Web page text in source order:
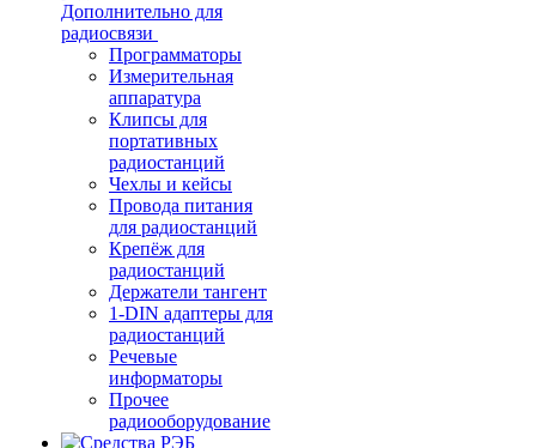
Дополнительно для
радиосвязи
Программаторы
Измерительная
аппаратура
Клипсы для
портативных
радиостанций
Чехлы и кейсы
Провода питания
для радиостанций
Крепёж для
радиостанций
Держатели тангент
1-DIN адаптеры для
радиостанций
Речевые
информаторы
Прочее
радиооборудование